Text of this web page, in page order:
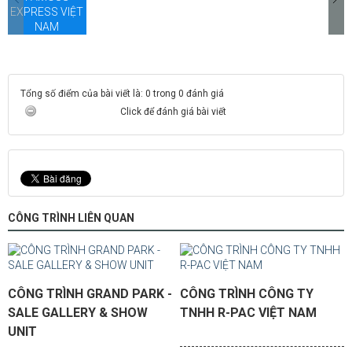
Tổng số điểm của bài viết là: 0 trong 0 đánh giá
Click để đánh giá bài viết
CÔNG TRÌNH LIÊN QUAN
CÔNG TRÌNH GRAND PARK -
SALE GALLERY & SHOW
UNIT
CÔNG TRÌNH CÔNG TY
TNHH R-PAC VIỆT NAM